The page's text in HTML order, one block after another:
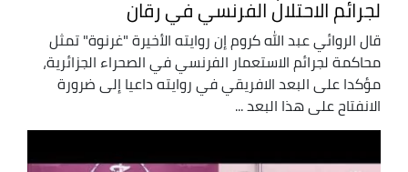
لجرائم الاحتلال الفرنسي في رقان
قال الروائي عبد الله كروم إن روايته الأخيرة "غرنوة" تمثل
محاكمة لجرائم الاستعمار الفرنسي في الصحراء الجزائرية،
مؤكدا على البعد الافريقي في روايته داعيا إلى ضرورة
الانفتاح على هذا البعد ...